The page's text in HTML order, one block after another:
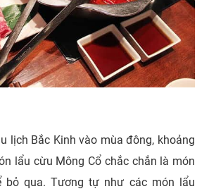
lịch Bắc Kinh vào mùa đông, khoảng
lẩu cừu Mông Cổ chắc chắn là món
bỏ qua. Tương tự như các món lẩu